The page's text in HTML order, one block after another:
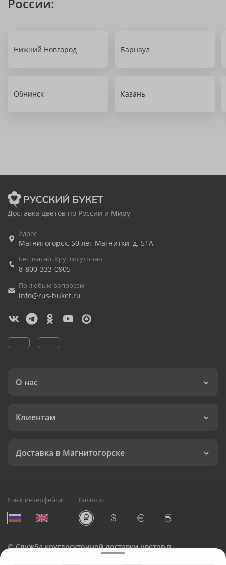
Нижний Новгород Барнаул
Обнинск Казань
Доставка цветов по России и Миру
Адрес
Магнитогорск, 50 лет Магнитки, д. 51А
Бесплатно. Круглосуточно
8-800-333-0905
По любым вопросам
info@rus-buket.ru
О нас
Клиентам
Доставка в Магнитогорске
Язык интерфейса: Валюта:
©Служба круглосуточной доставки цветов в